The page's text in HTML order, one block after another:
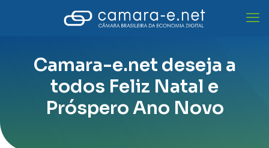
Camara-e.net deseja a
todos Feliz Natal e
Próspero Ano Novo